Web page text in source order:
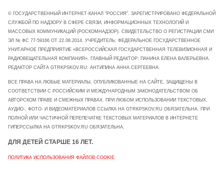
© ГОСУДАРСТВЕННЫЙ ИНТЕРНЕТ-КАНАЛ "РОССИЯ". ЗАРЕГИСТРИРОВАНО ФЕДЕРАЛЬНОЙ
СЛУЖБОЙ ПО НАДЗОРУ В СФЕРЕ СВЯЗИ, ИНФОРМАЦИОННЫХ ТЕХНОЛОГИЙ И
МАССОВЫХ КОММУНИКАЦИЙ (РОСКОМНАДЗОР). СВИДЕТЕЛЬСТВО О РЕГИСТРАЦИИ СМИ
ЭЛ № ФС 77-59166 ОТ 22.08.2014. УЧРЕДИТЕЛЬ: ФЕДЕРАЛЬНОЕ ГОСУДАРСТВЕННОЕ
УНИТАРНОЕ ПРЕДПРИЯТИЕ «ВСЕРОССИЙСКАЯ ГОСУДАРСТВЕННАЯ ТЕЛЕВИЗИОННАЯ И
РАДИОВЕЩАТЕЛЬНАЯ КОМПАНИЯ». ГЛАВНЫЙ РЕДАКТОР: ПАНИНА ЕЛЕНА ВАЛЕРЬЕВНА.
РЕДАКТОР САЙТА GTRKPSKOV.RU: АНТИПИНА АННА СЕРГЕЕВНА.
ВСЕ ПРАВА НА ЛЮБЫЕ МАТЕРИАЛЫ, ОПУБЛИКОВАННЫЕ НА САЙТЕ, ЗАЩИЩЕНЫ В
СООТВЕТСТВИИ С РОССИЙСКИМ И МЕЖДУНАРОДНЫМ ЗАКОНОДАТЕЛЬСТВОМ ОБ
АВТОРСКОМ ПРАВЕ И СМЕЖНЫХ ПРАВАХ. ПРИ ЛЮБОМ ИСПОЛЬЗОВАНИИ ТЕКСТОВЫХ,
АУДИО-, ФОТО- И ВИДЕОМАТЕРИАЛОВ ССЫЛКА НА GTRKPSKOV.RU ОБЯЗАТЕЛЬНА. ПРИ
ПОЛНОЙ ИЛИ ЧАСТИЧНОЙ ПЕРЕПЕЧАТКЕ ТЕКСТОВЫХ МАТЕРИАЛОВ В ИНТЕРНЕТЕ
ГИПЕРССЫЛКА НА GTRKPSKOV.RU ОБЯЗАТЕЛЬНА.
ДЛЯ ДЕТЕЙ СТАРШЕ 16 ЛЕТ.
ПОЛИТИКА ИСПОЛЬЗОВАНИЯ ФАЙЛОВ COOKIE